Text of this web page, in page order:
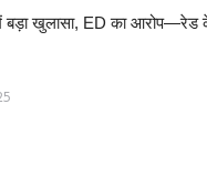
खुलासा, ED का आरोप—रेड